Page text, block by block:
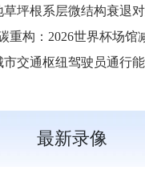
交通枢纽驾驶员通行
最新录像